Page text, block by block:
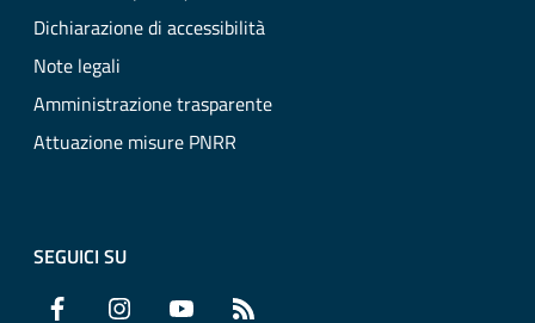
Dichiarazione di accessibilità
Note legali
Amministrazione trasparente
Attuazione misure PNRR
SEGUICI SU
Facebook Instagram YouTube